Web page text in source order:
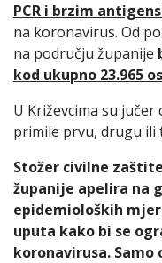
PCR i brzim
na koronavirus. Od
na području županije
kod ukupno 23.965
U Križevcima su
primile prvu, drugu ili
Stožer civilne
županije apelira na
epidemioloških
uputa kako bi se
koronavirusa.